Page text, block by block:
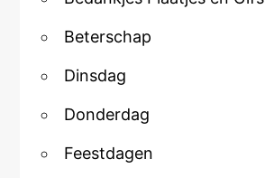
Beterschap
Dinsdag
Donderdag
Feestdagen